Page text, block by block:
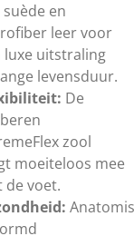
en
leer voor
luxe uitstraling
levensduur.
De
zool
moeiteloos mee
de voet.